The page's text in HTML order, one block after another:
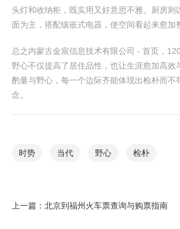
头灯和收纳柜，既实用又好意思不雅。厨房则
面为主，搭配镶嵌式电器，使空间看起来愈加
总之内蒙古金宸信息技术有限公司 - 首页，
野心不仅提高了居住品性，也让生涯愈加高效
酌量与野心，每一个边际齐能体现出检朴而不
念。
时势 当代 野心 检朴
上一篇： 北京到福州火车票查询与购票指南